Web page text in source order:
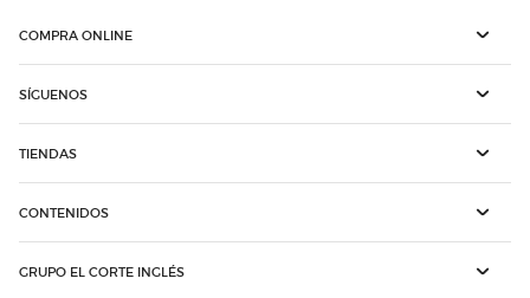
COMPRA ONLINE
SÍGUENOS
TIENDAS
CONTENIDOS
GRUPO EL CORTE INGLÉS